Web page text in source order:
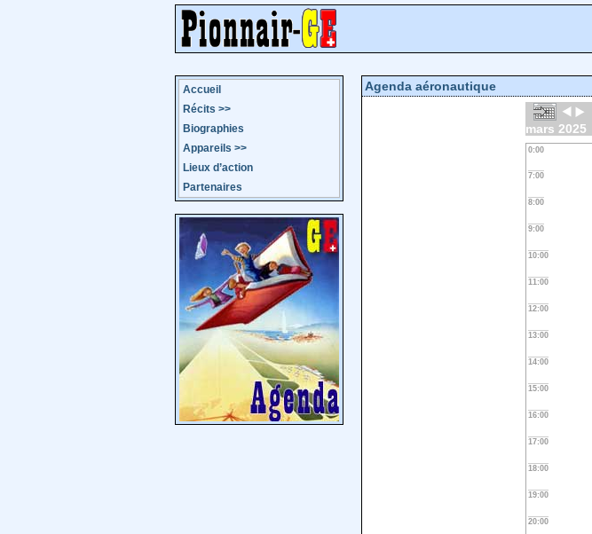
Accueil
Récits >>
Biographies
Appareils >>
Lieux d’action
Partenaires
Agenda aéronautique
mars 2025
0:00
7:00
8:00
9:00
10:00
11:00
12:00
13:00
14:00
15:00
16:00
17:00
18:00
19:00
20:00